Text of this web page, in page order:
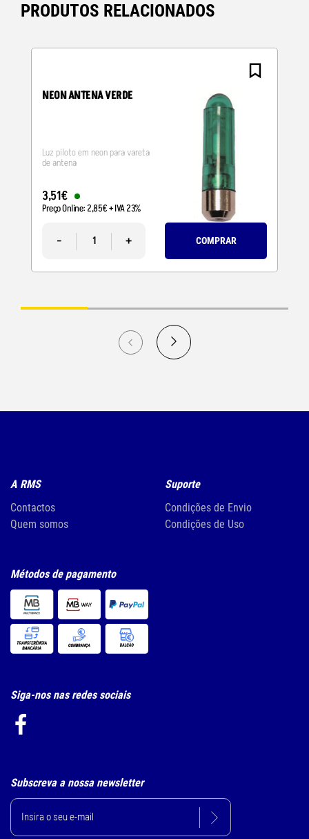
PRODUTOS RELACIONADOS
NEON ANTENA VERDE
Luz piloto em neon para vareta
de antena
3,51€
Preço Online: 2,85€+ IVA 23%
- + COMPRAR
A RMS
Contactos
Quem somos
Suporte
Condições de Envio
Condições de Uso
Métodos de pagamento
Siga-nos nas redes sociais
Subscreva a nossa newsletter